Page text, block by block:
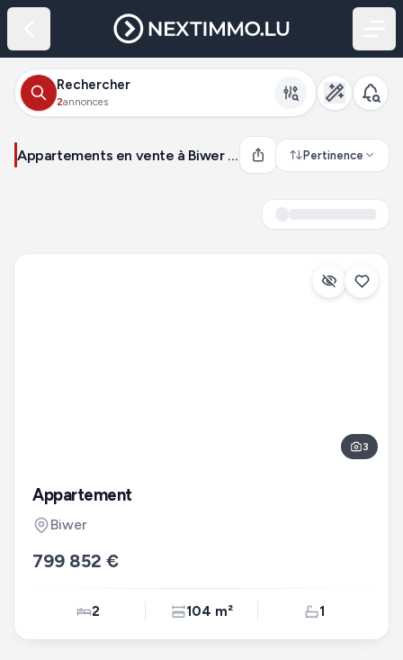
Rechercher
2annonces
Appartements en vente à Biwer (Luxembourg) Pertinence
3
Appartement
Biwer
799 852 €
2 104 m² 1